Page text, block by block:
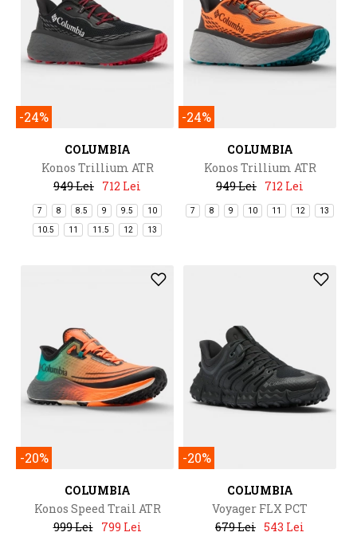
-24%
COLUMBIA
Konos Trillium ATR
949 Lei 712 Lei
7 8 8.5 9 9.5 10
10.5 11 11.5 12 13
-24%
COLUMBIA
Konos Trillium ATR
949 Lei 712 Lei
7 8 9 10 11 12 13
-20%
COLUMBIA
Konos Speed Trail ATR
999 Lei
799 Lei
-20%
COLUMBIA
Voyager FLX PCT
679 Lei 543 Lei